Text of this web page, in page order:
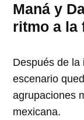
Maná y
ritmo a la
Después de la
escenario
agrupaciones
mexicana.